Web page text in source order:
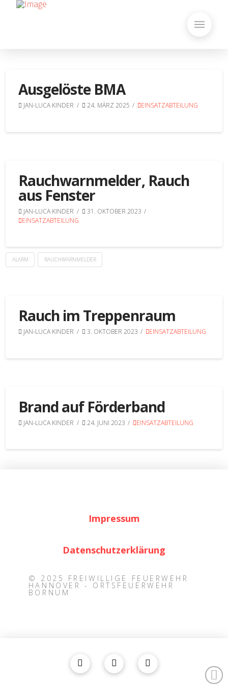
Ausgelöste BMA
JAN-LUCA KINDER 24. MÄRZ 2025 EINSATZABTEILUNG
Rauchwarnmelder, Rauch
aus Fenster
JAN-LUCA KINDER
31. OKTOBER 2023
EINSATZABTEILUNG
ALARM RAUCHWARNMELDER
Rauch im Treppenraum
JAN-LUCA KINDER 3. OKTOBER 2023 EINSATZABTEILUNG
Brand auf Förderband
JAN-LUCA KINDER 24. JUNI 2023 EINSATZABTEILUNG
Impressum
Datenschutzerklärung
© 2025 FREIWILLIGE FEUERWEHR
HANNOVER - ORTSFEUERWEHR
BORNUM